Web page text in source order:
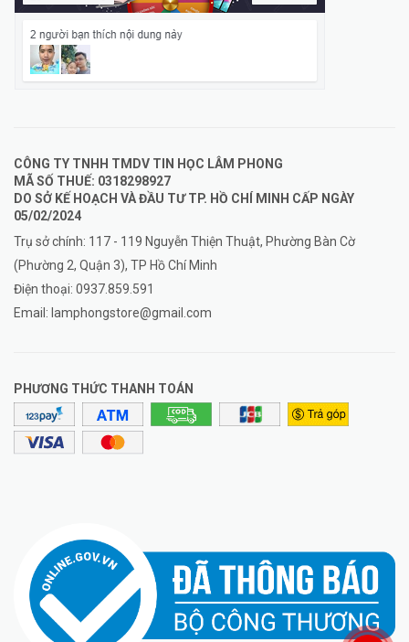
CÔNG TY TNHH TMDV TIN HỌC LÂM PHONG
MÃ SỐ THUẾ: 0318298927
DO SỞ KẾ HOẠCH VÀ ĐẦU TƯ TP. HỒ CHÍ MINH CẤP NGÀY
05/02/2024
Trụ sở chính: 117 - 119 Nguyễn Thiện Thuật, Phường Bàn Cờ
(Phường 2, Quận 3), TP Hồ Chí Minh
Điện thoại: 0937.859.591
Email: lamphongstore@gmail.com
PHƯƠNG THỨC THANH TOÁN